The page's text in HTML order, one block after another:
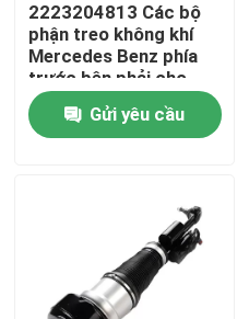
2223204813 Các bộ
phận treo không khí
Mercedes Benz phía
trước bên phải cho
W222 Airmatic S
Class
Gửi yêu cầu